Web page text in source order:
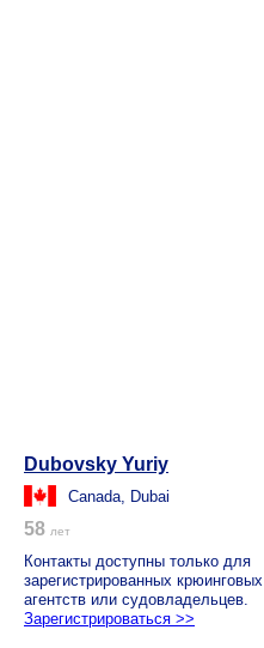
Dubovsky Yuriy
Canada, Dubai
58 лет
Контакты доступны только для
зарегистрированных крюинговых
агентств или судовладельцев.
Зарегистрироваться >>